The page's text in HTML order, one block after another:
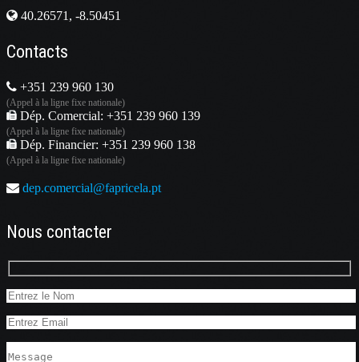
40.26571, -8.50451
Contacts
+351 239 960 130
(Appel à la ligne fixe nationale)
Dép. Comercial: +351 239 960 139
(Appel à la ligne fixe nationale)
Dép. Financier: +351 239 960 138
(Appel à la ligne fixe nationale)
dep.comercial@fapricela.pt
Nous contacter